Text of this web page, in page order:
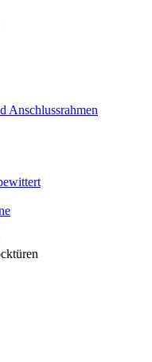
Anschlussrahmen